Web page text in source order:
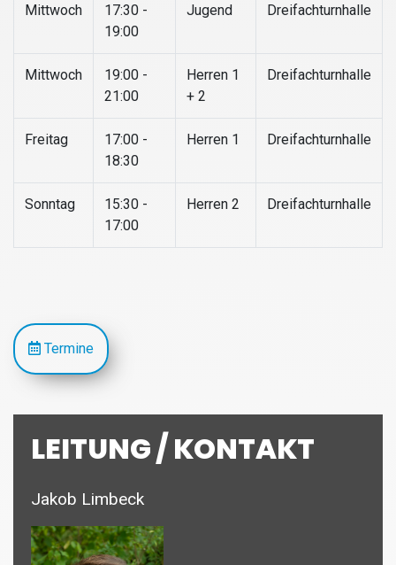
Mittwoch
17:30 -
19:00
Jugend Dreifachturnhalle
Mittwoch
19:00 -
21:00
Herren 1
+ 2
Dreifachturnhalle
Freitag
17:00 -
18:30
Herren 1 Dreifachturnhalle
Sonntag
15:30 -
17:00
Herren 2 Dreifachturnhalle
Termine
LEITUNG / KONTAKT
Jakob Limbeck